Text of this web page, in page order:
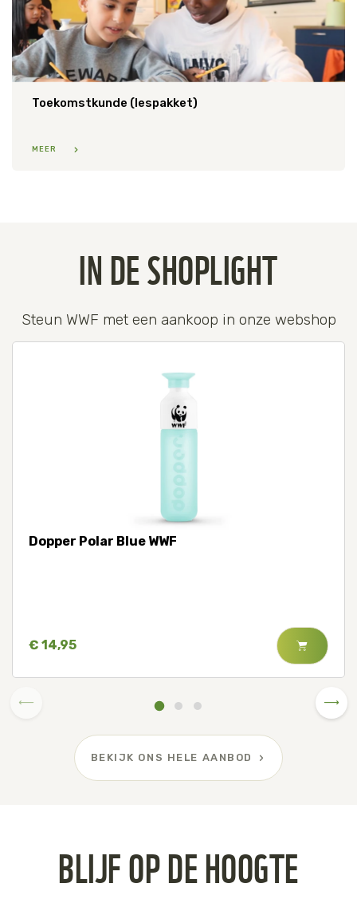
Toekomstkunde (lespakket)
MEER
IN DE SHOPLIGHT
Steun WWF met een aankoop in onze webshop
Dopper Polar Blue WWF
€ 14,95
BEKIJK ONS HELE AANBOD
BLIJF OP DE HOOGTE